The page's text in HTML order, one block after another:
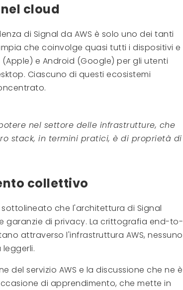
cloud
di Signal da AWS è solo uno dei tanti
che coinvolge quasi tutti i dispositivi e
e Android (Google) per gli utenti
Ciascuno di questi ecosistemi
nel settore delle infrastrutture, che
stack, in termini pratici, è di proprietà di
collettivo
che l'architettura di Signal
garanzie di privacy. La crittografia end-to-
attraverso l'infrastruttura AWS, nessuno
del servizio AWS e la discussione che ne è
di apprendimento, che mette in